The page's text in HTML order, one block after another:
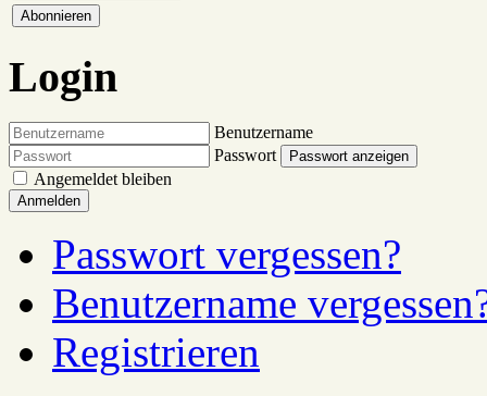
Login
Benutzername
Passwort
Passwort anzeigen
Angemeldet bleiben
Anmelden
Passwort vergessen?
Benutzername
Registrieren